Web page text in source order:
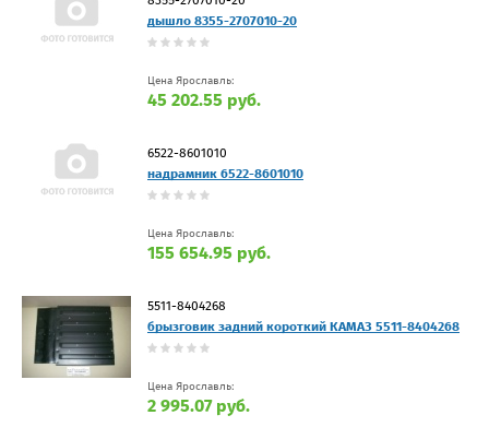
дышло 8355-2707010-20
Цена Ярославль:
45 202.55 руб.
6522-8601010
надрамник 6522-8601010
Цена Ярославль:
155 654.95 руб.
5511-8404268
брызговик задний короткий КАМАЗ 5511-8404268
Цена Ярославль:
2 995.07 руб.